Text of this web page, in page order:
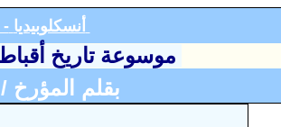
أنسكلوبيديا
موسوعة تاريخ
بقلم